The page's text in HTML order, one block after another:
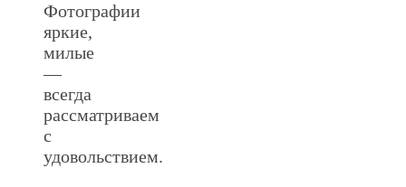
Фотографии
яркие,
милые
—
всегда
рассматриваем
с
удовольствием.